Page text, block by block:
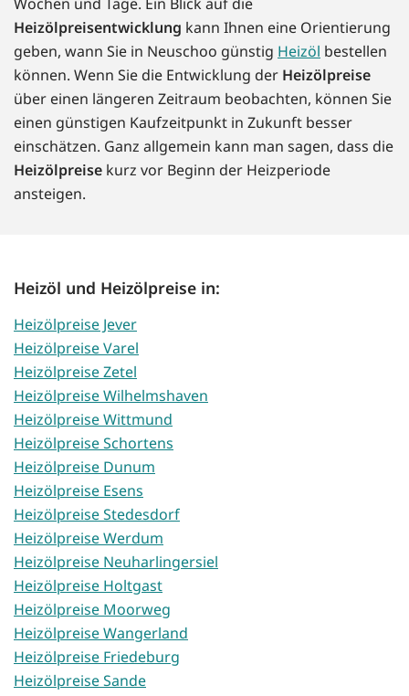
Heizölpreisentwicklung kann Ihnen eine Orientierung
geben, wann Sie in Neuschoo günstig Heizöl bestellen
können. Wenn Sie die Entwicklung der Heizölpreise
über einen längeren Zeitraum beobachten, können Sie
einen günstigen Kaufzeitpunkt in Zukunft besser
einschätzen. Ganz allgemein kann man sagen, dass die
Heizölpreise kurz vor Beginn der Heizperiode
ansteigen.
Heizöl und Heizölpreise in:
Heizölpreise Jever
Heizölpreise Varel
Heizölpreise Zetel
Heizölpreise Wilhelmshaven
Heizölpreise Wittmund
Heizölpreise Schortens
Heizölpreise Dunum
Heizölpreise Esens
Heizölpreise Stedesdorf
Heizölpreise Werdum
Heizölpreise Neuharlingersiel
Heizölpreise Holtgast
Heizölpreise Moorweg
Heizölpreise Wangerland
Heizölpreise Friedeburg
Heizölpreise Sande